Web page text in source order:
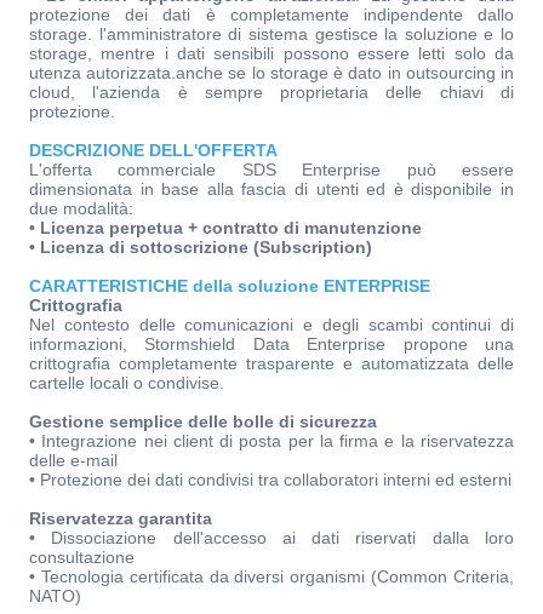
protezione dei dati è completamente indipendente dallo
storage. l'amministratore di sistema gestisce la soluzione e lo
storage, mentre i dati sensibili possono essere letti solo da
utenza autorizzata.anche se lo storage è dato in outsourcing in
cloud, l'azienda è sempre proprietaria delle chiavi di
protezione.
DESCRIZIONE DELL'OFFERTA
L'offerta commerciale SDS Enterprise può essere
dimensionata in base alla fascia di utenti ed è disponibile in
due modalità:
• Licenza perpetua + contratto di manutenzione
• Licenza di sottoscrizione (Subscription)
CARATTERISTICHE della soluzione ENTERPRISE
Crittografia
Nel contesto delle comunicazioni e degli scambi continui di
informazioni, Stormshield Data Enterprise propone una
crittografia completamente trasparente e automatizzata delle
cartelle locali o condivise.
Gestione semplice delle bolle di sicurezza
• Integrazione nei client di posta per la firma e la riservatezza
delle e-mail
• Protezione dei dati condivisi tra collaboratori interni ed esterni
Riservatezza garantita
• Dissociazione dell'accesso ai dati riservati dalla loro
consultazione
• Tecnologia certificata da diversi organismi (Common Criteria,
NATO)